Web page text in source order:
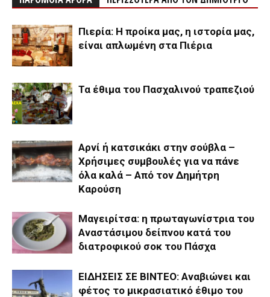
Πιερία: Η προίκα μας, η ιστορία μας,
είναι απλωμένη στα Πιέρια
Τα έθιμα του Πασχαλινού τραπεζιού
Αρνί ή κατσικάκι στην σούβλα –
Χρήσιμες συμβουλές για να πάνε
όλα καλά – Από τον Δημήτρη
Καρούση
Μαγειρίτσα: η πρωταγωνίστρια του
Αναστάσιμου δείπνου κατά του
διατροφικού σοκ του Πάσχα
ΕΙΔΗΣΕΙΣ ΣΕ ΒΙΝΤΕΟ: Αναβιώνει και
φέτος το μικρασιατικό έθιμο του